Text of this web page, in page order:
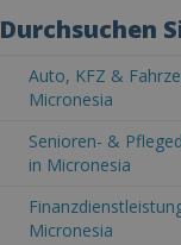
Durchsuchen
Auto, KFZ &
Micronesia
Senioren- &
in Micronesia
Micronesia